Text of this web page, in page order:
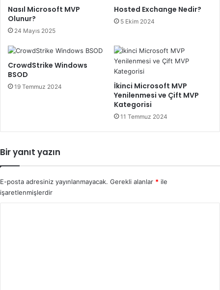
Nasıl Microsoft MVP
Olunur?
24 Mayıs 2025
Hosted Exchange Nedir?
5 Ekim 2024
CrowdStrike Windows
BSOD
19 Temmuz 2024
İkinci Microsoft MVP
Yenilenmesi ve Çift MVP
Kategorisi
11 Temmuz 2024
Bir yanıt yazın
E-posta adresiniz yayınlanmayacak. Gerekli alanlar * ile
işaretlenmişlerdir